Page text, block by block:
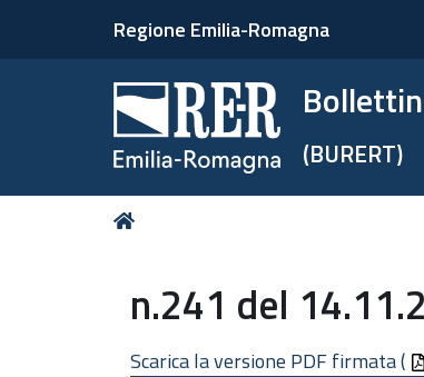
Regione Emilia-Romagna
(BURERT)
Tu
n.241 del
Scarica la versione PDF firmata (